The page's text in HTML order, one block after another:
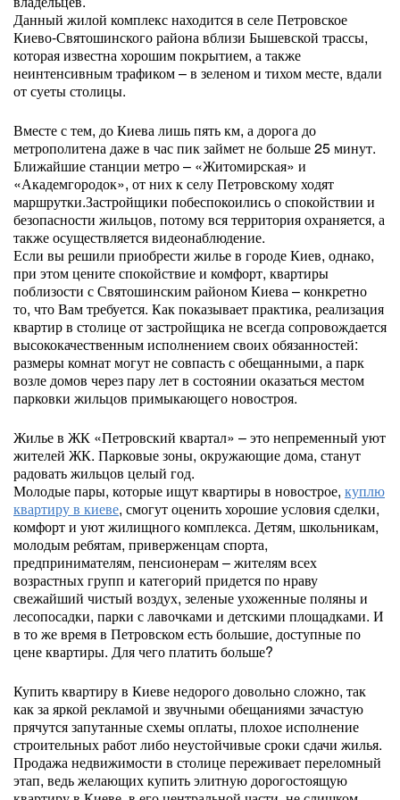
Данный жилой комплекс находится в селе Петровское
Киево-Святошинского района вблизи Бышевской трассы,
которая известна хорошим покрытием, а также
неинтенсивным трафиком – в зеленом и тихом месте, вдали
от суеты столицы.
Вместе с тем, до Киева лишь пять км, а дорога до
метрополитена даже в час пик займет не больше 25 минут.
Ближайшие станции метро – «Житомирская» и
«Академгородок», от них к селу Петровскому ходят
маршрутки.Застройщики побеспокоились о спокойствии и
безопасности жильцов, потому вся территория охраняется, а
также осуществляется видеонаблюдение.
Если вы решили приобрести жилье в городе Киев, однако,
при этом цените спокойствие и комфорт, квартиры
поблизости с Святошинским районом Киева – конкретно
то, что Вам требуется. Как показывает практика, реализация
квартир в столице от застройщика не всегда сопровождается
высококачественным исполнением своих обязанностей:
размеры комнат могут не совпасть с обещанными, а парк
возле домов через пару лет в состоянии оказаться местом
парковки жильцов примыкающего новостроя.
Жилье в ЖК «Петровский квартал» – это непременный уют
жителей ЖК. Парковые зоны, окружающие дома, станут
радовать жильцов целый год.
Молодые пары, которые ищут квартиры в новострое, куплю
квартиру в киеве, смогут оценить хорошие условия сделки,
комфорт и уют жилищного комплекса. Детям, школьникам,
молодым ребятам, приверженцам спорта,
предпринимателям, пенсионерам – жителям всех
возрастных групп и категорий придется по нраву
свежайший чистый воздух, зеленые ухоженные поляны и
лесопосадки, парки с лавочками и детскими площадками. И
в то же время в Петровском есть большие, доступные по
цене квартиры. Для чего платить больше?
Купить квартиру в Киеве недорого довольно сложно, так
как за яркой рекламой и звучными обещаниями зачастую
прячутся запутанные схемы оплаты, плохое исполнение
строительных работ либо неустойчивые сроки сдачи жилья.
Продажа недвижимости в столице переживает переломный
этап, ведь желающих купить элитную дорогостоящую